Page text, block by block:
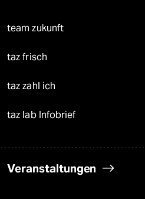
team zukunft
taz frisch
taz zahl ich
taz lab Infobrief
Veranstaltungen